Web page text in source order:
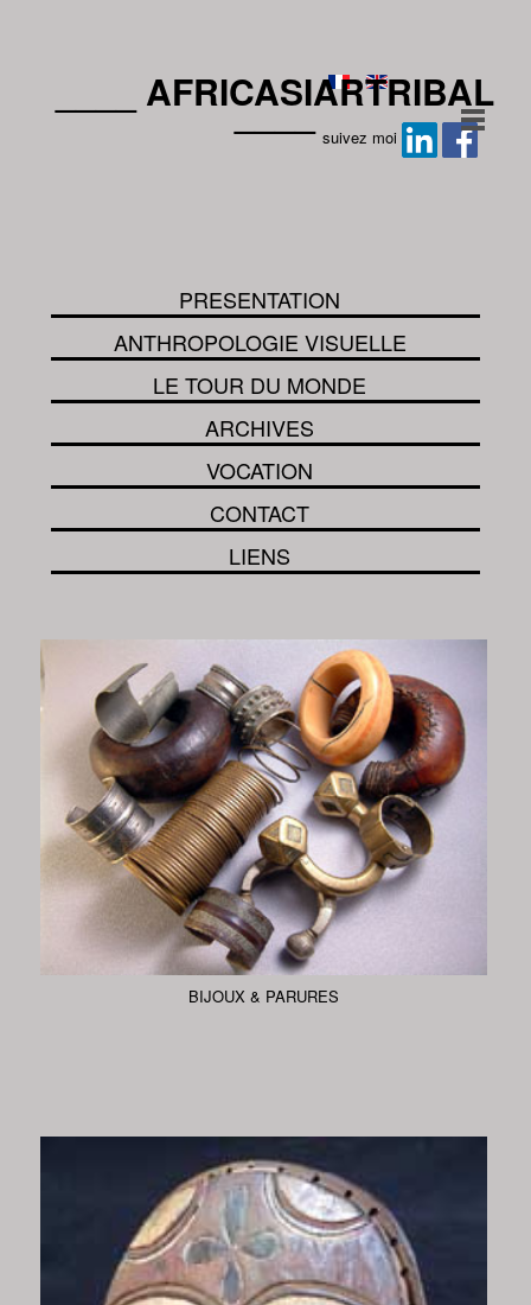
____ AFRICASIARTRIBAL
____ suivez moi
PRESENTATION
ANTHROPOLOGIE VISUELLE
LE TOUR DU MONDE
ARCHIVES
VOCATION
CONTACT
LIENS
BIJOUX & PARURES